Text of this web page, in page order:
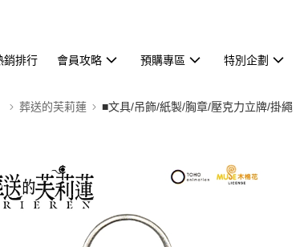
銷排行 會員攻略 預購專區 特別企劃
葬送的芙莉蓮 ■文具/吊飾/紙製/胸章/壓克力立牌/掛繩